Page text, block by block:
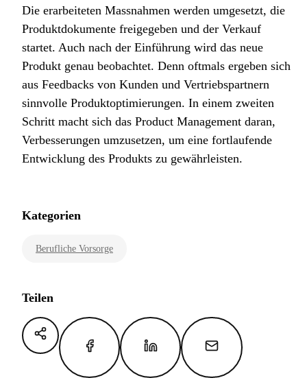
Die erarbeiteten Massnahmen werden umgesetzt, die
Produktdokumente freigegeben und der Verkauf
startet. Auch nach der Einführung wird das neue
Produkt genau beobachtet. Denn oftmals ergeben sich
aus Feedbacks von Kunden und Vertriebspartnern
sinnvolle Produktoptimierungen. In einem zweiten
Schritt macht sich das Product Management daran,
Verbesserungen umzusetzen, um eine fortlaufende
Entwicklung des Produkts zu gewährleisten.
Kategorien
Berufliche Vorsorge
Teilen